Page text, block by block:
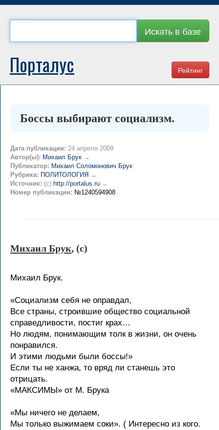
Искать в базе
Рейтинг
Порталус
Боссы выбирают социализм.
Дата публикации: 24 апреля 2009
Автор(ы): Михаил Брук →
Публикатор: Михаил Соломонович Брук
Рубрика: ПОЛИТОЛОГИЯ →
Источник: (c) http://portalus.ru →
Номер публикации: №1240594908
Михаил Брук, (c)
Михаил Брук.
«Социализм себя не оправдал,
Все страны, строившие общество социальной
справедливости, постиг крах…
Но людям, понимающим толк в жизни, он очень
понравился.
И этими людьми были боссы!»
Если ты не ханжа, то вряд ли станешь это
отрицать.
«МАКСИМЫ» от М. Брука
«Мы ничего не делаем,
Мы только выжимаем соки». ( Интересно из кого.